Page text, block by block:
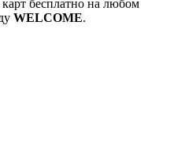
бесплатно на любом
WELCOME.